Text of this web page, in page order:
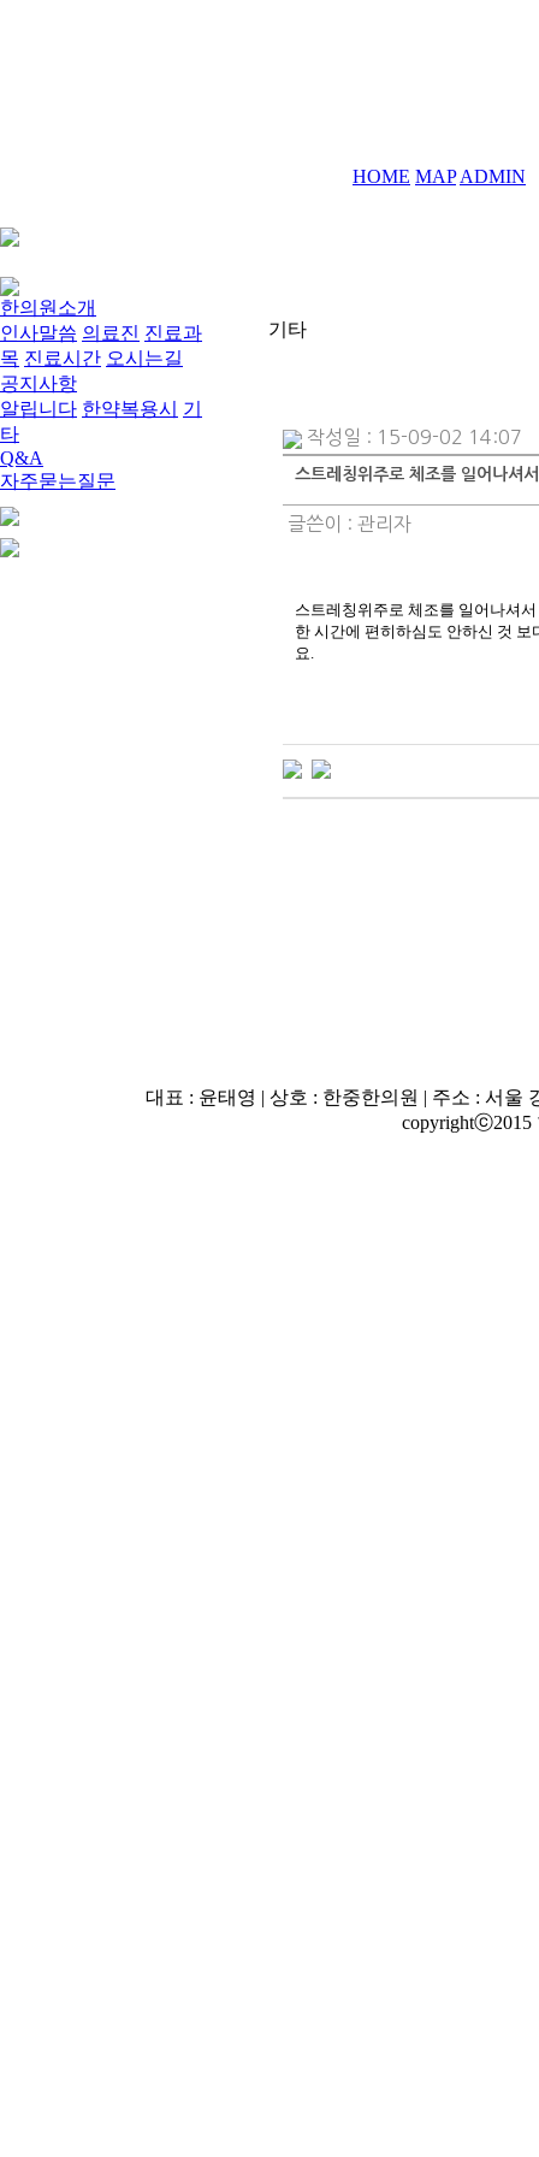
HOME MAP ADMIN
한의원소개
인사말씀 의료진 진료과
목 진료시간 오시는길
공지사항
알립니다 한약복용시
기
타
Q&A
자주묻는질문
기타
작성일 : 15-09-02 14:07
스트레칭위주로 체조를 일어나셔
글쓴이 : 관리자
스트레칭위주로 체조를 일어나셔
한 시간에 편히하심도 안하신 것
요.
대표 : 윤태영 | 상호 : 한중한의원 | 주소 : 서울
copyrightⓒ2015